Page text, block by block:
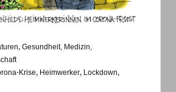
, Gesundheit, Medizin,
Krise, Heimwerker, Lockdown,